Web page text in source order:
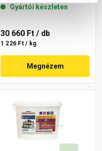
Gyártói készleten
30 660 Ft / db
1 226 Ft / kg
Megnézem